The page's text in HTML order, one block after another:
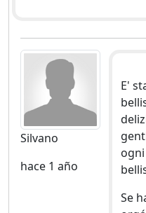
Silvano
hace 1 año
E'
Se